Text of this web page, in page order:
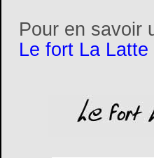
Pour en savoir
Le fort La Latte